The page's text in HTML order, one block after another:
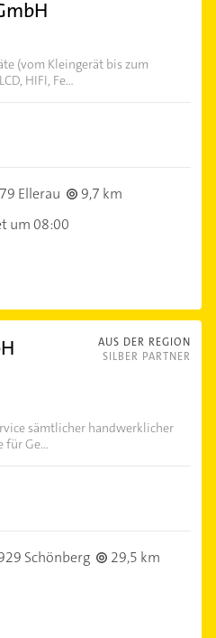
(vom Kleingerät bis zum
HIFI, Fe...
Ellerau
9,7 km
um 08:00
AUS DER REGION
SILBER PARTNER
sämtlicher handwerklicher
für Ge...
Schönberg
29,5 km